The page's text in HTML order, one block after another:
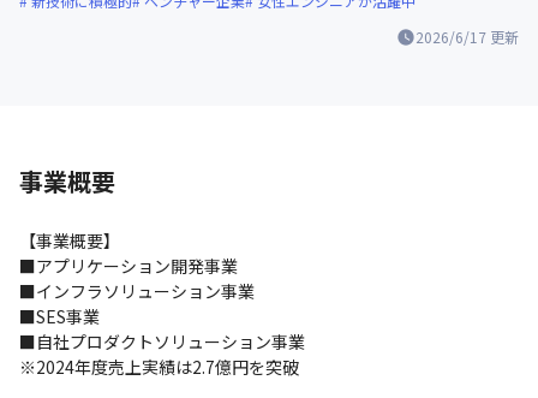
2026/6/17 更新
事業概要
【事業概要】
■アプリケーション開発事業
■インフラソリューション事業
■SES事業
■自社プロダクトソリューション事業
※2024年度売上実績は2.7億円を突破